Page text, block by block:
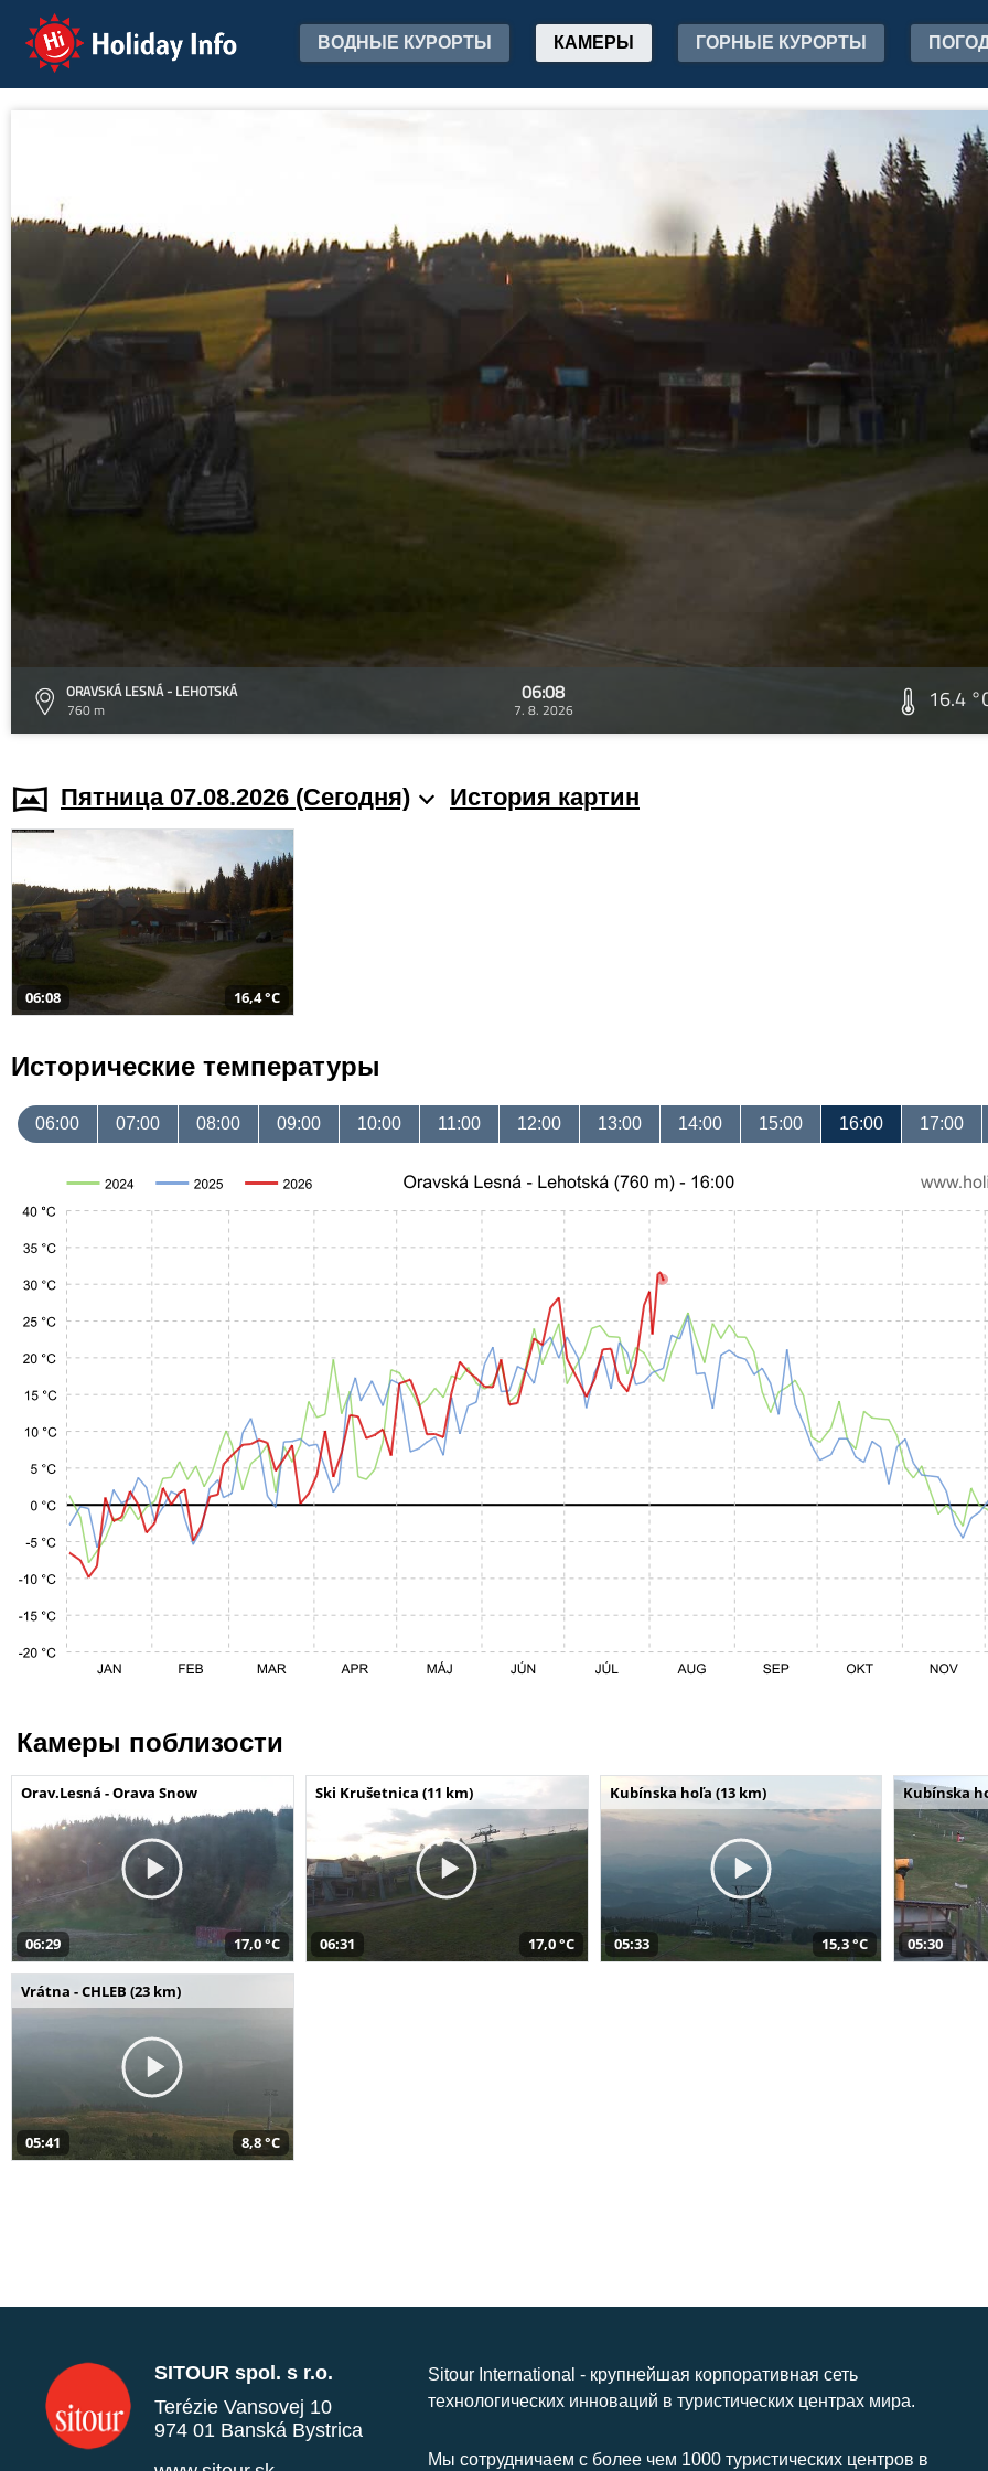
Holiday Info ВОДНЫЕ КУРОРТЫ КАМЕРЫ ГОРНЫЕ КУРОРТЫ
ORAVSKÁ LESNÁ - LEHOTSKÁ
760 m
06:08
7. 8. 2026 16.4
Пятница 07.08.2026 (Cегодня) История картин
06:08 16,4 °C
Исторические температуры
06:00 07:00 08:00 09:00 10:00 11:00 12:00 13:00 14:00 15:00 16:00 17:00
Камеры поблизости
Orav.Lesná - Orava Snow
06:29 17,0 °C
Ski Krušetnica (11 km)
06:31 17,0 °C
Kubínska hoľa (13 km)
05:33 15,3 °C
Kubínska
05:30
Vrátna - CHLEB (23 km)
05:41 8,8 °C
SITOUR spol. s r.o.
Terézie Vansovej 10
974 01 Banská Bystrica
Sitour International - крупнейшая корпоративная сеть
технологических инноваций в туристических центрах мира.
Мы сотрудничаем с более чем 1000 туристических центров в